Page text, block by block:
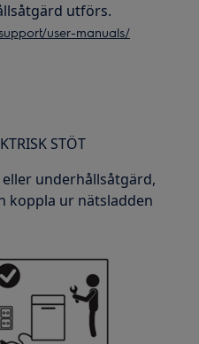
utförs.
user-manuals/
STÖT
underhållsåtgärd,
koppla ur nätsladden